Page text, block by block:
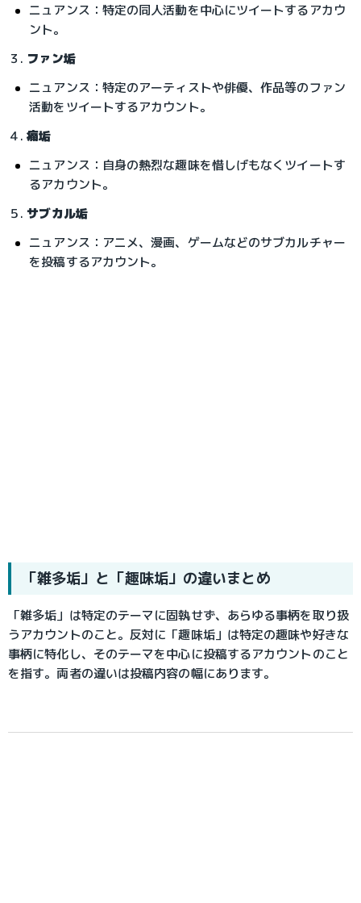
ニュアンス：特定の同人活動を中心にツイートするアカウ
ント。
３. ファン垢
ニュアンス：特定のアーティストや俳優、作品等のファン
活動をツイートするアカウント。
４. 痛垢
ニュアンス：自身の熱烈な趣味を惜しげもなくツイートす
るアカウント。
５. サブカル垢
ニュアンス：アニメ、漫画、ゲームなどのサブカルチャー
を投稿するアカウント。
「雑多垢」と「趣味垢」の違いまとめ
「雑多垢」は特定のテーマに固執せず、あらゆる事柄を取り扱
うアカウントのこと。反対に「趣味垢」は特定の趣味や好きな
事柄に特化し、そのテーマを中心に投稿するアカウントのこと
を指す。両者の違いは投稿内容の幅にあります。